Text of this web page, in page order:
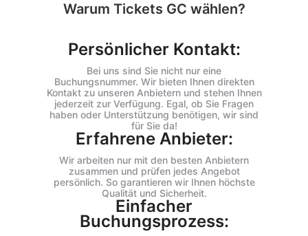
Warum Tickets GC wählen?
Persönlicher Kontakt:
Bei uns sind Sie nicht nur eine
Buchungsnummer. Wir bieten Ihnen direkten
Kontakt zu unseren Anbietern und stehen Ihnen
jederzeit zur Verfügung. Egal, ob Sie Fragen
haben oder Unterstützung benötigen, wir sind
für Sie da!
Erfahrene Anbieter:
Wir arbeiten nur mit den besten Anbietern
zusammen und prüfen jedes Angebot
persönlich. So garantieren wir Ihnen höchste
Qualität und Sicherheit.
Einfacher
Buchungsprozess: